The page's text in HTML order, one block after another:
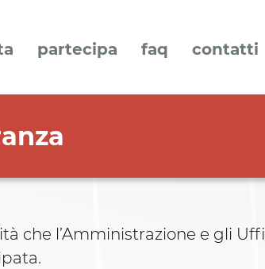
partecipa faq contatti
che l’Amministrazione e gli